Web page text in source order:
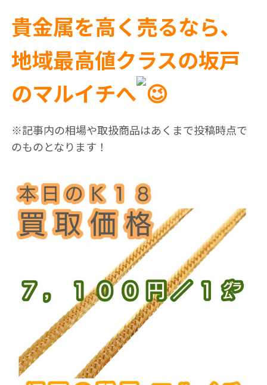
貴金属を高く売るなら、
地域最高値クラスの坂戸
のマルイチへ
※記事内の相場や取扱商品はあくまで投稿時点で
のものとなります！